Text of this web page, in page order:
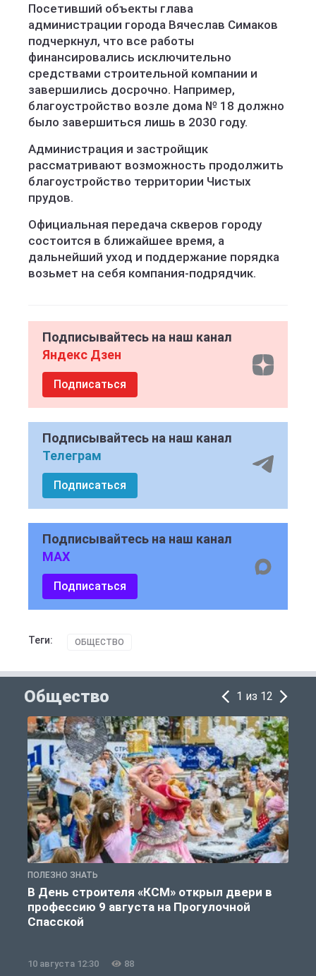
Посетивший объекты глава
администрации города Вячеслав Симаков
подчеркнул, что все работы
финансировались исключительно
средствами строительной компании и
завершились досрочно. Например,
благоустройство возле дома № 18 должно
было завершиться лишь в 2030 году.
Администрация и застройщик
рассматривают возможность продолжить
благоустройство территории Чистых
прудов.
Официальная передача скверов городу
состоится в ближайшее время, а
дальнейший уход и поддержание порядка
возьмет на себя компания-подрядчик.
Подписывайтесь на наш канал
Яндекс Дзен
Подписаться
Подписывайтесь на наш канал
Телеграм
Подписаться
Подписывайтесь на наш канал
MAX
Подписаться
Теги: ОБЩЕСТВО
Общество 1 из 12
ПОЛЕЗНО ЗНАТЬ
В День строителя «КСМ» открыл двери в
профессию 9 августа на Прогулочной
Спасской
10 августа 12:30 88